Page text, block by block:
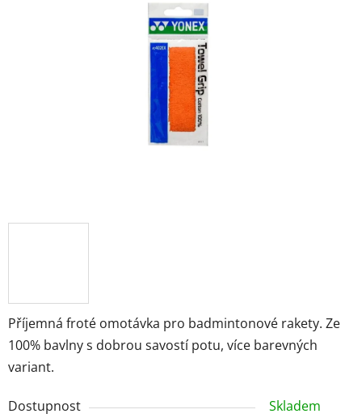
Příjemná froté omotávka pro badmintonové rakety. Ze
100% bavlny s dobrou savostí potu, více barevných
variant.
Dostupnost
Skladem